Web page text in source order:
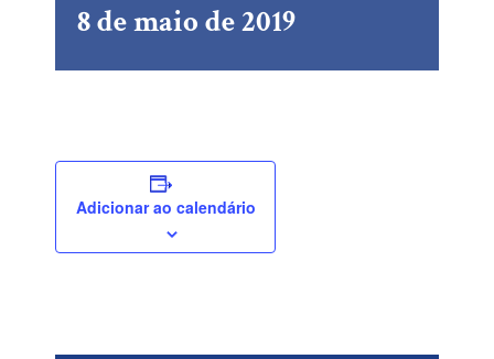
8 de maio de 2019
Adicionar ao calendário